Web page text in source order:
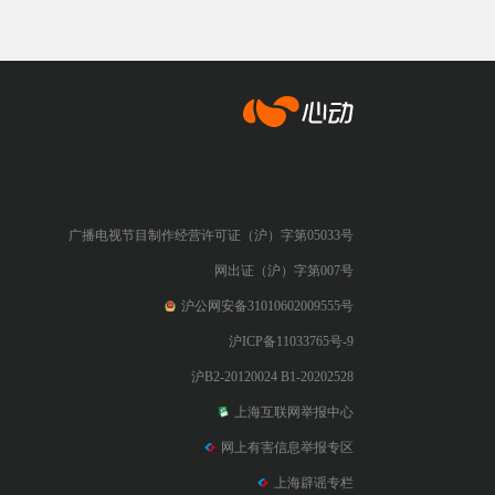
广播电视节目制作经营许可证（沪）字第05033号
网出证（沪）字第007号
沪公网安备31010602009555号
沪ICP备11033765号-9
沪B2-20120024 B1-20202528
上海互联网举报中心
网上有害信息举报专区
上海辟谣专栏
心动网络